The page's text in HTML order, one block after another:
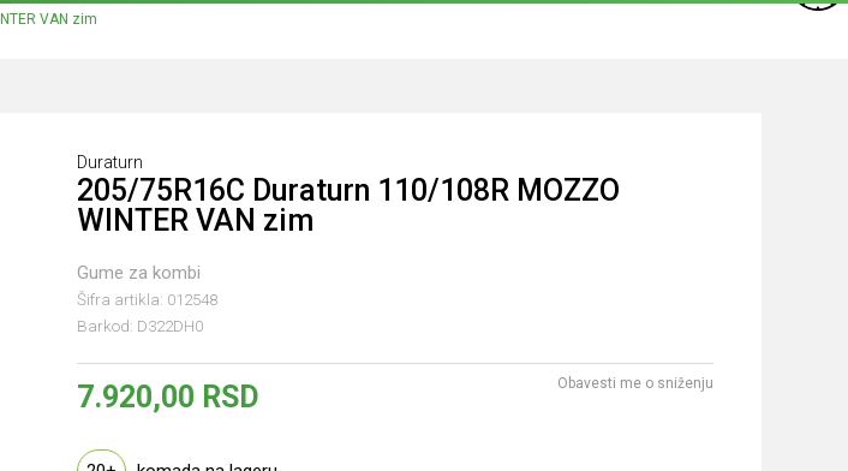
VAN zim
Duraturn
205/75R16C Duraturn 110/108R MOZZO
WINTER VAN zim
Gume za kombi
Šifra artikla: 012548
Barkod: D322DH0
7.920,00 RSD Obavesti me o sniženju